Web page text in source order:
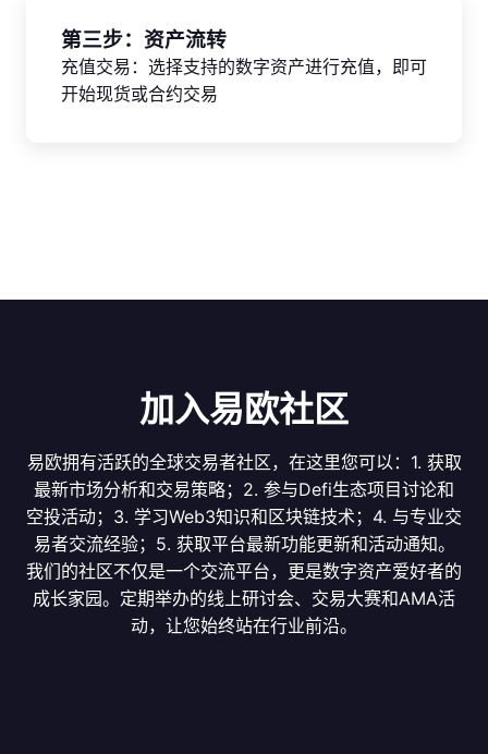
第三步：资产流转
充值交易：选择支持的数字资产进行充值，即可
开始现货或合约交易
加入易欧社区
易欧拥有活跃的全球交易者社区，在这里您可以：1. 获取
最新市场分析和交易策略；2. 参与Defi生态项目讨论和
空投活动；3. 学习Web3知识和区块链技术；4. 与专业交
易者交流经验；5. 获取平台最新功能更新和活动通知。
我们的社区不仅是一个交流平台，更是数字资产爱好者的
成长家园。定期举办的线上研讨会、交易大赛和AMA活
动，让您始终站在行业前沿。